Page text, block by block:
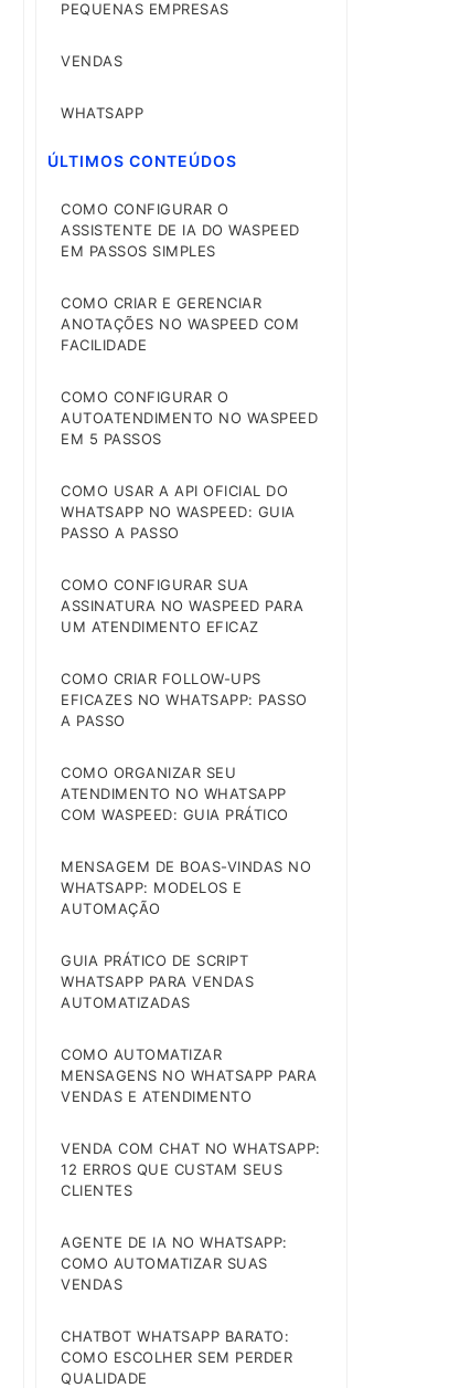
PEQUENAS EMPRESAS
VENDAS
WHATSAPP
ÚLTIMOS CONTEÚDOS
COMO CONFIGURAR O
ASSISTENTE DE IA DO WASPEED
EM PASSOS SIMPLES
COMO CRIAR E GERENCIAR
ANOTAÇÕES NO WASPEED COM
FACILIDADE
COMO CONFIGURAR O
AUTOATENDIMENTO NO WASPEED
EM 5 PASSOS
COMO USAR A API OFICIAL DO
WHATSAPP NO WASPEED: GUIA
PASSO A PASSO
COMO CONFIGURAR SUA
ASSINATURA NO WASPEED PARA
UM ATENDIMENTO EFICAZ
COMO CRIAR FOLLOW-UPS
EFICAZES NO WHATSAPP: PASSO
A PASSO
COMO ORGANIZAR SEU
ATENDIMENTO NO WHATSAPP
COM WASPEED: GUIA PRÁTICO
MENSAGEM DE BOAS-VINDAS NO
WHATSAPP: MODELOS E
AUTOMAÇÃO
GUIA PRÁTICO DE SCRIPT
WHATSAPP PARA VENDAS
AUTOMATIZADAS
COMO AUTOMATIZAR
MENSAGENS NO WHATSAPP PARA
VENDAS E ATENDIMENTO
VENDA COM CHAT NO WHATSAPP:
12 ERROS QUE CUSTAM SEUS
CLIENTES
AGENTE DE IA NO WHATSAPP:
COMO AUTOMATIZAR SUAS
VENDAS
CHATBOT WHATSAPP BARATO:
COMO ESCOLHER SEM PERDER
QUALIDADE